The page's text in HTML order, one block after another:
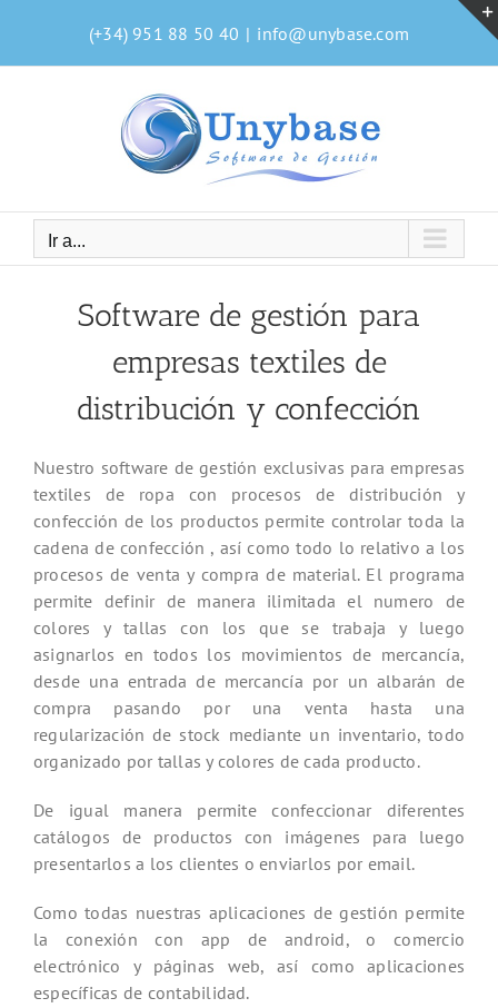
contenido
(+34) 951 88 50 40 | info@unybase.com
Ir a...
Software de gestión para
empresas textiles de
distribución y confección
Nuestro software de gestión exclusivas para empresas
textiles de ropa con procesos de distribución y
confección de los productos permite controlar toda la
cadena de confección , así como todo lo relativo a los
procesos de venta y compra de material. El programa
permite definir de manera ilimitada el numero de
colores y tallas con los que se trabaja y luego
asignarlos en todos los movimientos de mercancía,
desde una entrada de mercancía por un albarán de
compra pasando por una venta hasta una
regularización de stock mediante un inventario, todo
organizado por tallas y colores de cada producto.
De igual manera permite confeccionar diferentes
catálogos de productos con imágenes para luego
presentarlos a los clientes o enviarlos por email.
Como todas nuestras aplicaciones de gestión permite
la conexión con app de android, o comercio
electrónico y páginas web, así como aplicaciones
específicas de contabilidad.